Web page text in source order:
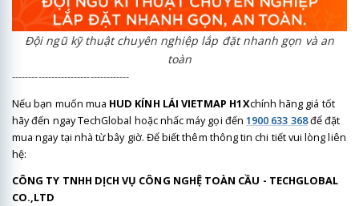
Đội ngũ kỹ thuật chuyên nghiệp lắp đặt nhanh gọn và an
toàn
------------------------------------
Nếu bạn muốn mua HUD KÍNH LÁI VIETMAP H1Xchính hãng giá tốt
hãy đến ngay TechGlobal hoặc nhấc máy gọi đến 1900 633 368để đặt
mua ngay tại nhà từ bây giờ. Để biết thêm thông tin chi tiết vui lòng liên
hệ:
CÔNG TY TNHH DỊCH VỤ CÔNG NGHỆ TOÀN CẦU - TECHGLOBAL
CO.,LTD